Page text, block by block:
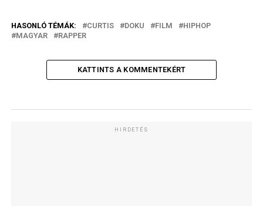
HASONLÓ TÉMÁK: CURTIS DOKU FILM
HIPHOP
MAGYAR
RAPPER
KATTINTS A KOMMENTEKÉRT
HIRDETÉS